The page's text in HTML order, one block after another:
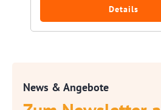
Details
News & Angebote